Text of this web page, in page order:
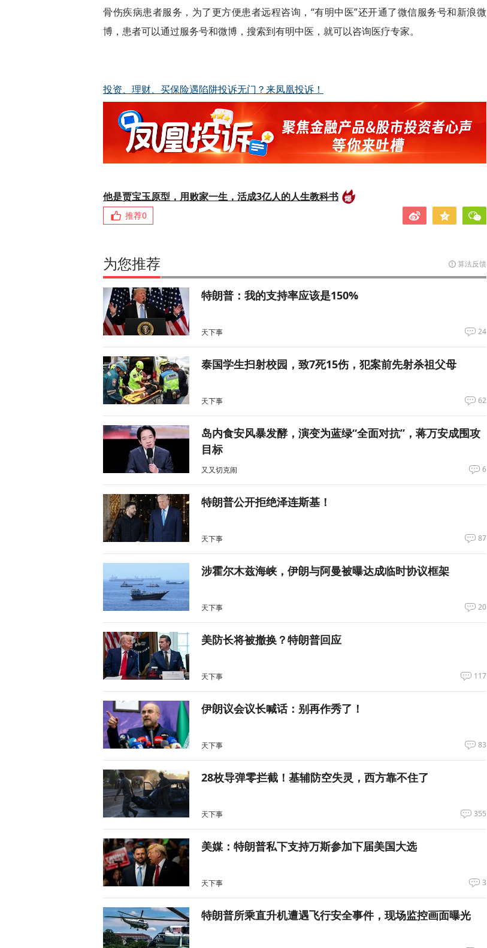
骨伤疾病患者服务，为了更方便患者远程咨询，“有明中医”还开通了微信服务号和新浪微
博，患者可以通过服务号和微博，搜索到有明中医，就可以咨询医疗专家。
投资、理财、买保险遇陷阱投诉无门？来凤凰投诉！
他是贾宝玉原型，用败家一生，活成3亿人的人生教科书
推荐0
为您推荐 算法反馈
特朗普：我的支持率应该是150%
天下事 24
泰国学生扫射校园，致7死15伤，犯案前先射杀祖父母
天下事 62
岛内食安风暴发酵，演变为蓝绿“全面对抗”，蒋万安成围攻
目标
又又切克闹 6
特朗普公开拒绝泽连斯基！
天下事 87
涉霍尔木兹海峡，伊朗与阿曼被曝达成临时协议框架
天下事 20
美防长将被撤换？特朗普回应
天下事 117
伊朗议会议长喊话：别再作秀了！
天下事 83
28枚导弹零拦截！基辅防空失灵，西方靠不住了
天下事 355
美媒：特朗普私下支持万斯参加下届美国大选
天下事 3
特朗普所乘直升机遭遇飞行安全事件，现场监控画面曝光